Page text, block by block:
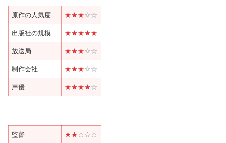
原作の人気度 ★★★☆☆
出版社の規模 ★★★★★
放送局 ★★★☆☆
制作会社 ★★★☆☆
声優 ★★★★☆
監督 ★★☆☆☆